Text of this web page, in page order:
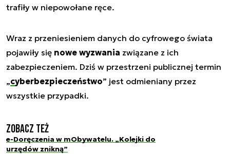
trafiły w niepowołane ręce.
Wraz z przeniesieniem danych do cyfrowego świata
pojawiły się nowe wyzwania związane z ich
zabezpieczeniem. Dziś w przestrzeni publicznej termin
„cyberbezpieczeństwo” jest odmieniany przez
wszystkie przypadki.
Zobacz też
e-Doręczenia w mObywatelu. „Kolejki do
urzędów znikną”